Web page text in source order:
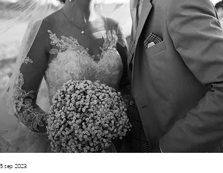
5 sep 2023